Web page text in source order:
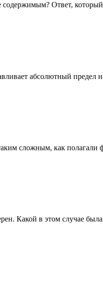
Ответ,
абсолютный
сложным, как
Какой в этом случае